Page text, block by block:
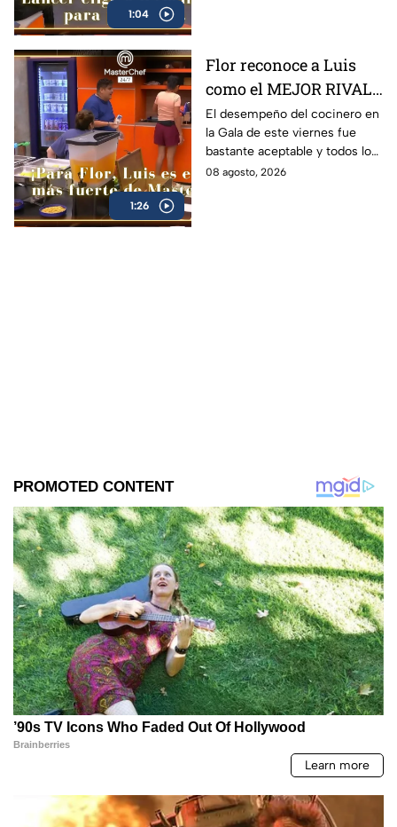
1:04
1:26
Flor reconoce a Luis
como el MEJOR RIVAL
de MasterChef 24/7: 'Te
vas a quedar' (VIDEO)
El desempeño del cocinero en
la Gala de este viernes fue
bastante aceptable y todos lo
notaron
08 agosto, 2026